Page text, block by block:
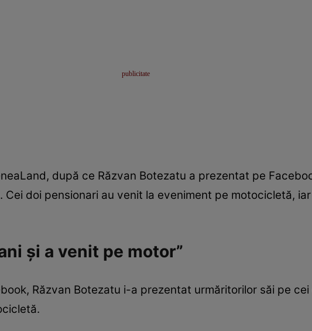
după ce Răzvan Botezatu a prezentat pe
doi pensionari au venit la eveniment pe motocicletă,
și a venit pe motor”
Răzvan Botezatu i-a prezentat urmăritorilor săi pe cei